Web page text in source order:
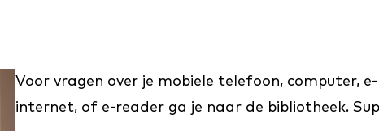
Voor vragen over je mobiele telefoon, computer,
internet, of e-reader ga je naar de bibliotheek.